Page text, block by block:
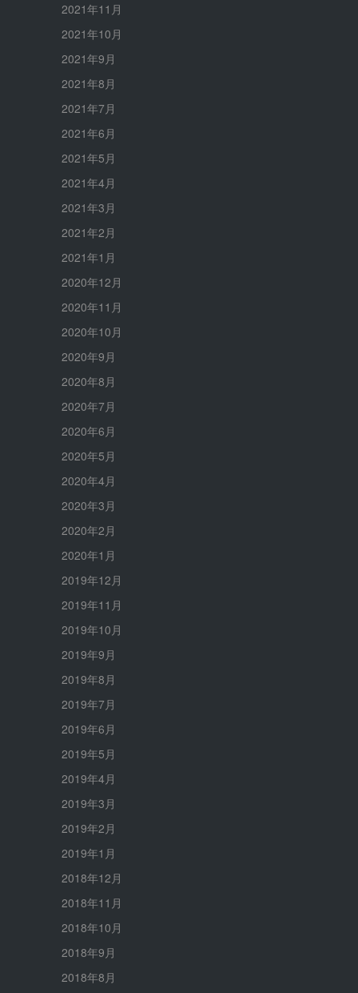
2021年11月
2021年10月
2021年9月
2021年8月
2021年7月
2021年6月
2021年5月
2021年4月
2021年3月
2021年2月
2021年1月
2020年12月
2020年11月
2020年10月
2020年9月
2020年8月
2020年7月
2020年6月
2020年5月
2020年4月
2020年3月
2020年2月
2020年1月
2019年12月
2019年11月
2019年10月
2019年9月
2019年8月
2019年7月
2019年6月
2019年5月
2019年4月
2019年3月
2019年2月
2019年1月
2018年12月
2018年11月
2018年10月
2018年9月
2018年8月